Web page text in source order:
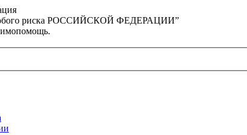
риска РОССИЙСКОЙ ФЕДЕРАЦИИ”